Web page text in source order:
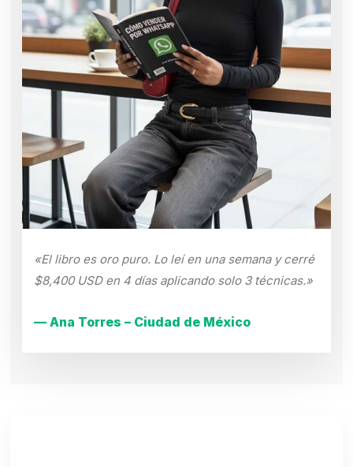
«El libro es oro puro. Lo leí en una semana y cerré
$8,400 USD en 4 días aplicando solo 3 técnicas.»
— Ana Torres – Ciudad de México